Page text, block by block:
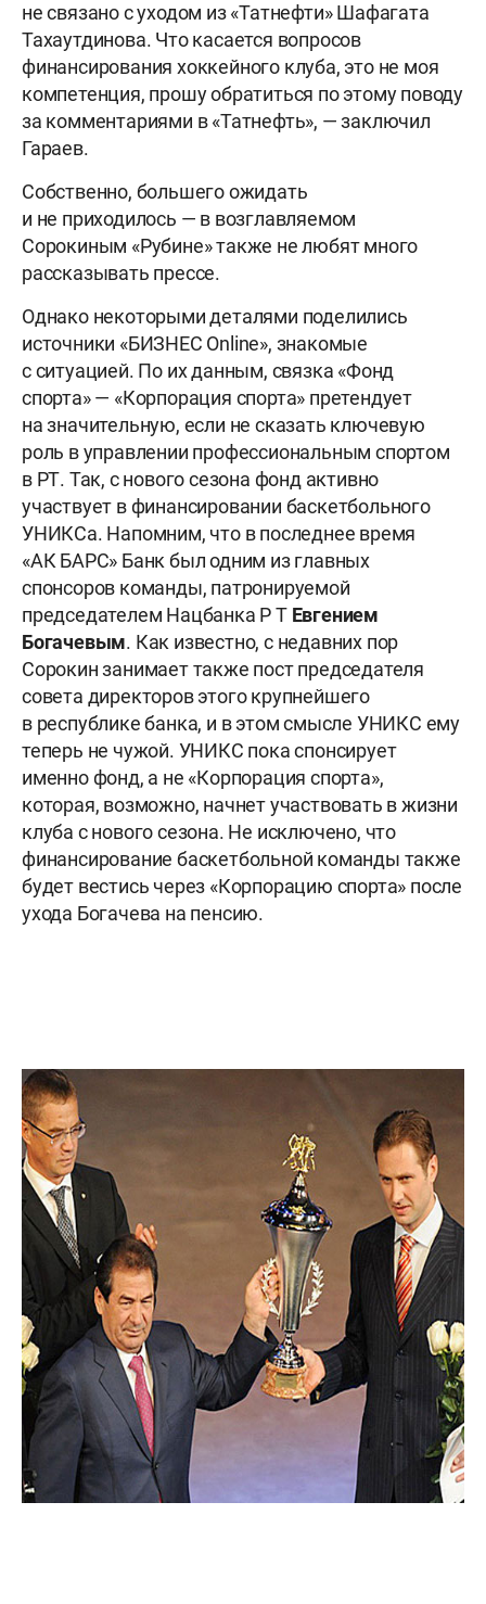
не связано с уходом из «Татнефти» Шафагата
Тахаутдинова. Что касается вопросов
финансирования хоккейного клуба, это не моя
компетенция, прошу обратиться по этому поводу
за комментариями в «Татнефть», — заключил
Гараев.
Собственно, большего ожидать
и не приходилось — в возглавляемом
Сорокиным «Рубине» также не любят много
рассказывать прессе.
Однако некоторыми деталями поделились
источники «БИЗНЕС Online», знакомые
с ситуацией. По их данным, связка «Фонд
спорта» — «Корпорация спорта» претендует
на значительную, если не сказать ключевую
роль в управлении профессиональным спортом
в РТ. Так, с нового сезона фонд активно
участвует в финансировании баскетбольного
УНИКСа. Напомним, что в последнее время
«АК БАРС» Банк был одним из главных
спонсоров команды, патронируемой
председателем Нацбанка Р Т Евгением
Богачевым. Как известно, с недавних пор
Сорокин занимает также пост председателя
совета директоров этого крупнейшего
в республике банка, и в этом смысле УНИКС ему
теперь не чужой. УНИКС пока спонсирует
именно фонд, а не «Корпорация спорта»,
которая, возможно, начнет участвовать в жизни
клуба с нового сезона. Не исключено, что
финансирование баскетбольной команды также
будет вестись через «Корпорацию спорта» после
ухода Богачева на пенсию.